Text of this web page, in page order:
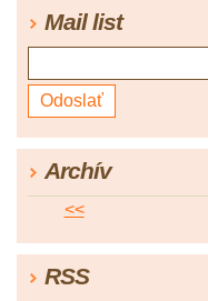
Mail list
Archív
<<
RSS